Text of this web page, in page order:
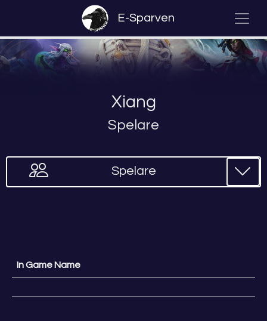
E-Sparven
Xiang
Spelare
Spelare
In Game Name